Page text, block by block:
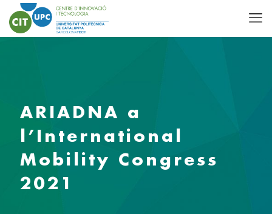
ARIADNA a
l’International
Mobility Congress
2021